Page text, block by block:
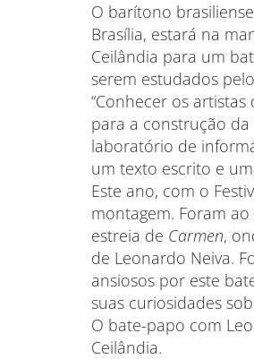
O barítono
Brasília, estará na
Ceilândia para um
serem estudados
“Conhecer os
para a construção
laboratório de
um texto escrito e
Este ano, com o
montagem. Foram
estreia de Carmen,
de Leonardo Neiva.
ansiosos por este
suas curiosidades
O bate-papo com
Ceilândia.